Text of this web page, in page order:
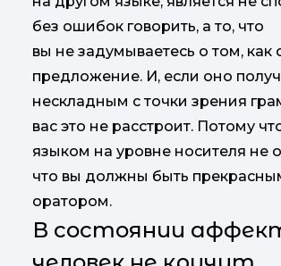
без ошибок говорить, а то, что
вы не задумываетесь о том, как
предложение. И, если оно
нескладным с точки зрения
вас это не расстроит. Потому
языком на уровне носителя не
что вы должны быть
оратором.
В состоянии